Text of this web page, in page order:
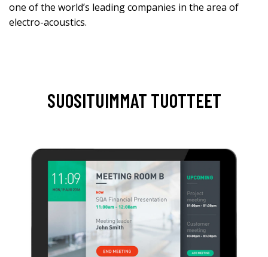
one of the world’s leading companies in the area of
electro-acoustics.
SUOSITUIMMAT TUOTTEET